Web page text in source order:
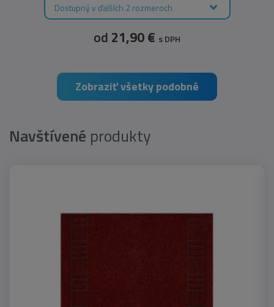
Dostupný v ďalších 2 rozmeroch
od 21,90 € s DPH
Zobraziť všetky podobné
Navštívené produkty